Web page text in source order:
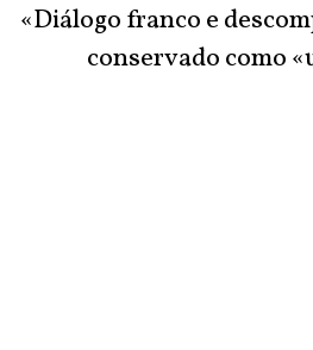
«Diálogo franco e
conservado como